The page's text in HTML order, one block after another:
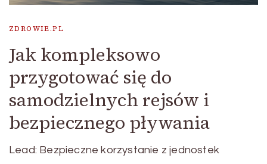
ZDROWIE.PL
Jak kompleksowo
przygotować się do
samodzielnych rejsów i
bezpiecznego pływania
Lead: Bezpieczne korzystanie z jednostek